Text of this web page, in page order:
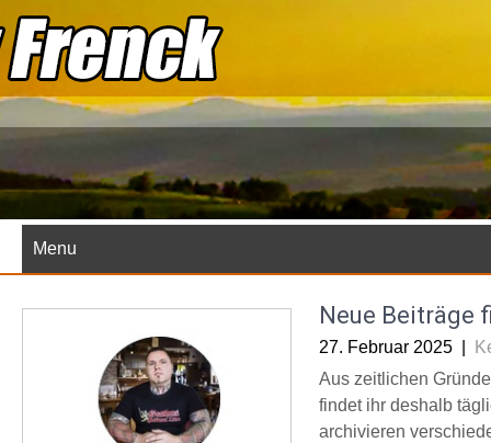
Skip
to
content
Menu
Neue Beiträge
27. Februar 2025
Aus zeitlichen
findet ihr deshalb
archivieren